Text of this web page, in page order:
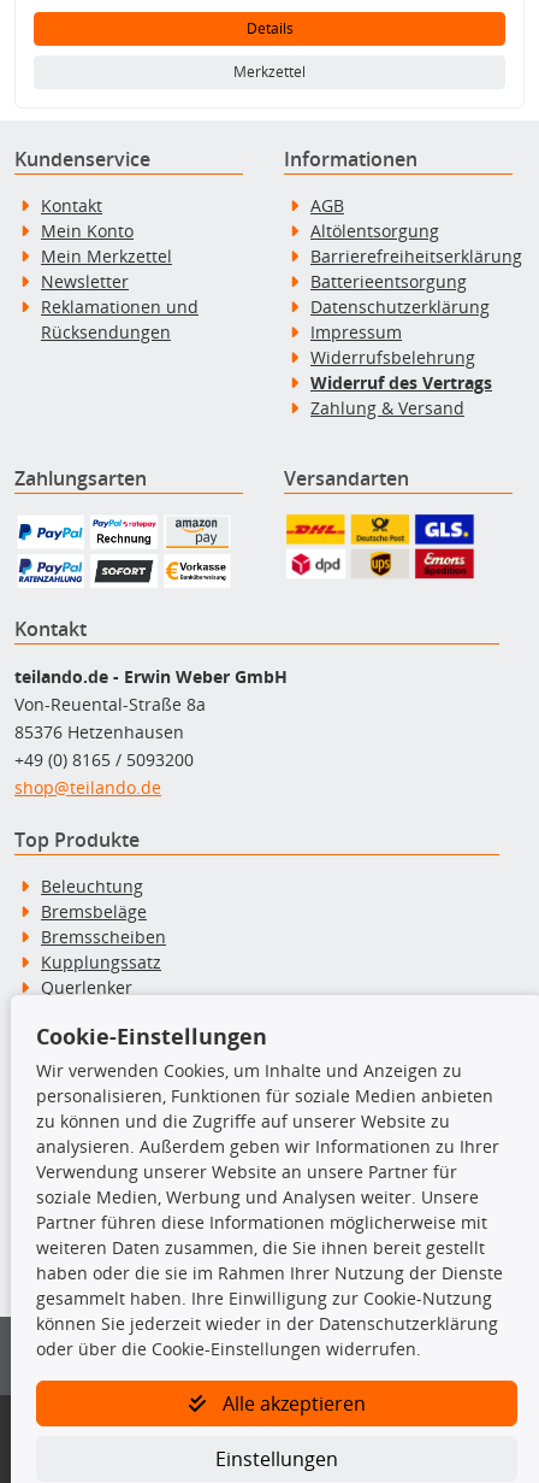
Details
Merkzettel
Kundenservice
Kontakt
Mein Konto
Mein Merkzettel
Newsletter
Reklamationen und
Rücksendungen
Informationen
AGB
Altölentsorgung
Barrierefreiheitserklärung
Batterieentsorgung
Datenschutzerklärung
Impressum
Widerrufsbelehrung
Widerruf des Vertrags
Zahlung & Versand
Zahlungsarten Versandarten
Kontakt
teilando.de - Erwin Weber GmbH
Von-Reuental-Straße 8a
85376 Hetzenhausen
+49 (0) 8165 / 5093200
shop@teilando.de
Top Produkte
Beleuchtung
Bremsbeläge
Bremsscheiben
Kupplungssatz
Querlenker
Stoßdämpfer
TecDoc Inside
Die hier angezeigten Daten insbesondere die gesamte Datenbank dürfen
nicht kopiert werden.
Es ist zu unterlassen, die Daten oder die gesamte Datenbank ohne
vorherige Zustimmung von TecDoc zu vervielfältigen, zu verbreiten
und/oder diese Handlungen durch Dritte ausführen zu lassen. Ein
Bitte prüfen Sie, ob das über unseren Onlineshop identifizierte Ersatzteil
Gegebenenfalls sind ergänzende Informationen notwendig, um
Cookie-Einstellungen
Wir verwenden Cookies, um Inhalte und Anzeigen zu
personalisieren, Funktionen für soziale Medien anbieten
zu können und die Zugriffe auf unserer Website zu
analysieren. Außerdem geben wir Informationen zu Ihrer
Verwendung unserer Website an unsere Partner für
soziale Medien, Werbung und Analysen weiter. Unsere
Partner führen diese Informationen möglicherweise mit
weiteren Daten zusammen, die Sie ihnen bereit gestellt
haben oder die sie im Rahmen Ihrer Nutzung der Dienste
gesammelt haben. Ihre Einwilligung zur Cookie-Nutzung
können Sie jederzeit wieder in der Datenschutzerklärung
oder über die Cookie-Einstellungen widerrufen.
Alle akzeptieren
Einstellungen